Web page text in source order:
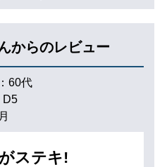
からのレビュー
60代
ステキ!